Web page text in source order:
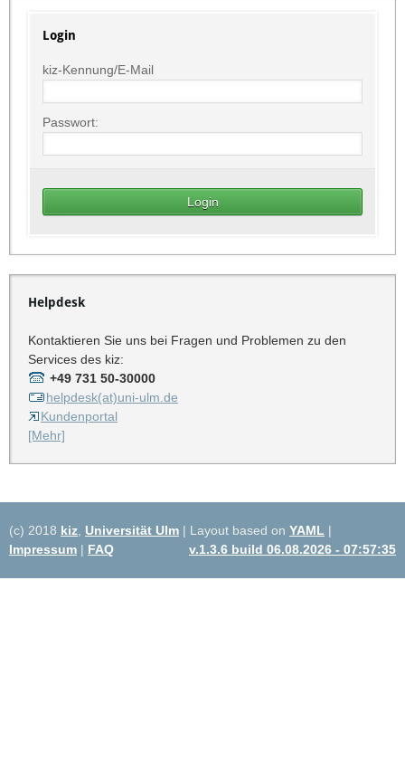
Login
kiz-Kennung/E-Mail
Passwort:
Helpdesk
Kontaktieren Sie uns bei Fragen und Problemen zu den
Services des kiz:
+49 731 50-30000
helpdesk(at)uni-ulm.de
Kundenportal
[Mehr]
(c) 2018 kiz Universität Ulm | Layout based on YAML |
Impressum | FAQ v.1.3.6 build 06.08.2026 - 07:57:35